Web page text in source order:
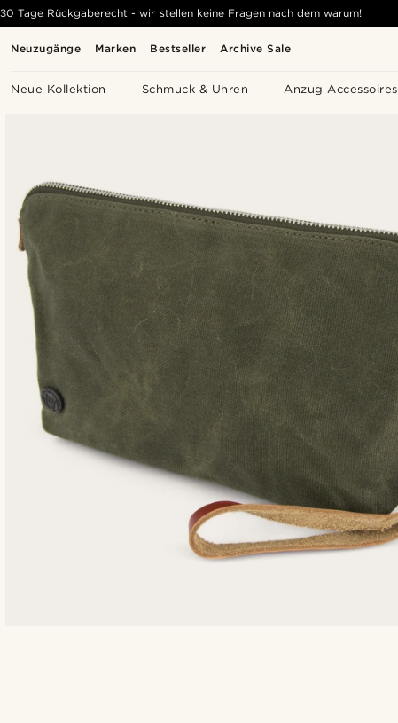
Neuzugänge Marken Bestseller Archive Sale
Neue Kollektion Schmuck & Uhren Anzug Accessoires
30 Tage Rückgaberecht - wir stellen keine Fragen nach dem warum!